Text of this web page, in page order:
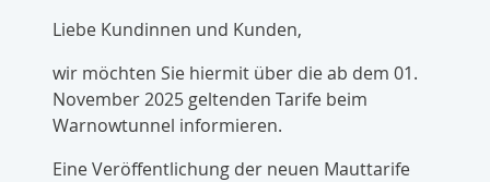
Liebe Kundinnen und Kunden,
wir möchten Sie hiermit über die ab dem 01.
November 2025 geltenden Tarife beim
Warnowtunnel informieren.
Eine Veröffentlichung der neuen Mauttarife